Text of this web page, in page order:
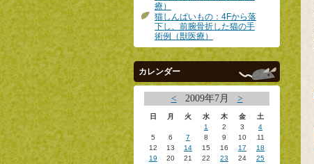
療）
猫しんぱいもの：4Fから落
下し、前腕骨折した猫の手
術例（獣医療）
カレンダー
<2009年7月 >
日 月 火 水 木 金
土
1
2 3
4
5
6 7 8 9 10
11
12
13 14 15 16 17
18
19
20 21 22 23 24
25